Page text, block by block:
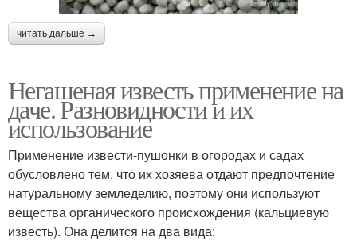
читать дальше →
Негашеная известь применение на
даче. Разновидности и их
использование
Применение извести-пушонки в огородах и садах
обусловлено тем, что их хозяева отдают предпочтение
натуральному земледелию, поэтому они используют
вещества органического происхождения (кальциевую
известь). Она делится на два вида: